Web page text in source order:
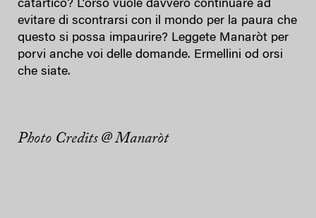
catartico? L’orso vuole davvero continuare ad
evitare di scontrarsi con il mondo per la paura che
questo si possa impaurire? Leggete Manaròt per
porvi anche voi delle domande. Ermellini od orsi
che siate.
Photo Credits @ Manaròt